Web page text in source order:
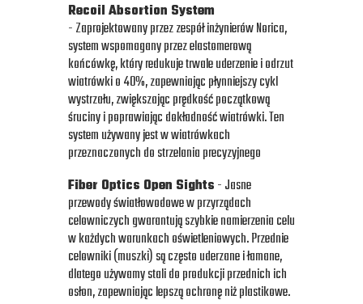
Recoil Absortion System
- Zaprojektowany przez zespół inżynierów Norica,
system wspomagany przez elastomerową
końcówkę, który redukuje trwale uderzenie i odrzut
wiatrówki o 40%, zapewniając płynniejszy cykl
wystrzału, zwiększając prędkość początkową
śruciny i poprawiając dokładność wiatrówki. Ten
system używany jest w wiatrówkach
przeznaczonych do strzelania precyzyjnego
Fiber Optics Open Sights- Jasne
przewody światłowodowe w przyrządach
celowniczych gwarantują szybkie namierzenia celu
w każdych warunkach oświetleniowych. Przednie
celowniki (muszki) są często uderzane i łamane,
dlatego używamy stali do produkcji przednich ich
osłon, zapewniając lepszą ochronę niż plastikowe.